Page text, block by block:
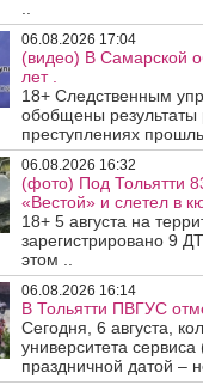
06.08.2026 17:04
(видео) В Самарской
лет .
18+ Следственным
обобщены результаты
преступлениях
06.08.2026 16:32
(фото) Под Тольятти
«Вестой» и слетел в
18+ 5 августа на
зарегистрировано 9
этом ..
06.08.2026 16:14
В Тольятти ПВГУС
Сегодня, 6 августа,
университета
праздничной датой –